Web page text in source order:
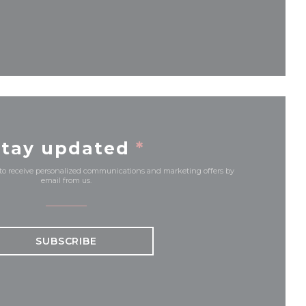
window))
updated *
receive personalized communications and marketing offers by
email from us.
SUBSCRIBE